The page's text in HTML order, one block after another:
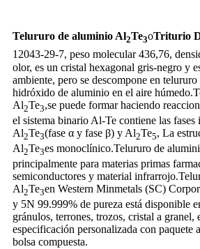
Telururo de aluminio Al2Te3oTriturio
12043-29-7, peso molecular 436,76,
olor, es un cristal hexagonal gris-negro y
ambiente, pero se descompone en
hidróxido de aluminio en el aire
Al2Te3,se puede formar haciendo
el sistema binario Al-Te contiene las fases
Al2Te3(fase α y fase β) y Al2Te5, La
Al2Te3es monoclínico.Telururo de
principalmente para materias primas
semiconductores y material
Al2Te3en Western Minmetals (SC)
y 5N 99.999% de pureza está disponible
gránulos, terrones, trozos, cristal a granel,
especificación personalizada con paquete
bolsa compuesta.